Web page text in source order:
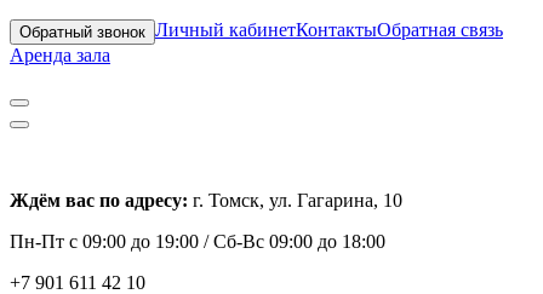
Обратный звонок Личный кабинетКонтактыОбратная связь
Аренда зала
Ждём вас по адресу: г. Томск, ул. Гагарина, 10
Пн-Пт с 09:00 до 19:00 /Сб-Вс 09:00 до 18:00
+7 901 611 42 10